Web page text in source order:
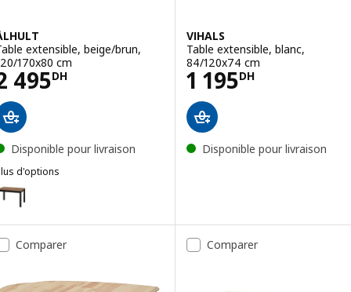
extensible, beige/brun,
170x80 cm
495DH
2495DH
Disponible pour livraison
d'options
: ÅLHULT, Table extensible, noir/brun, 120/170x80 cm
VIHALS
Table extensible, blanc,
84/120x74 cm
1 195DH
Prix 1195DH
Disponible pour livraison
Comparer Comparer